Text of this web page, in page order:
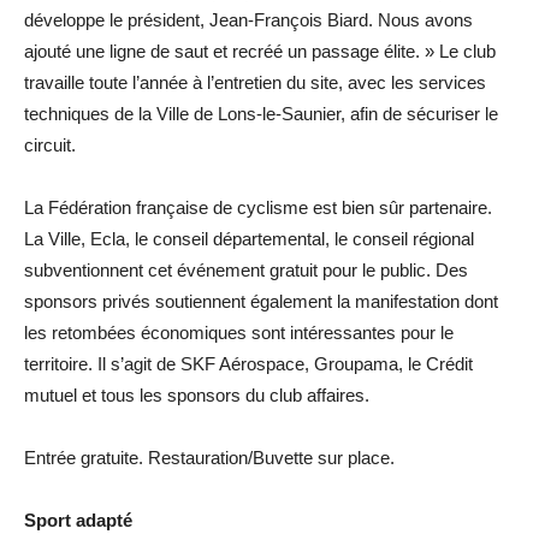
développe le président, Jean-François Biard. Nous avons
ajouté une ligne de saut et recréé un passage élite. » Le club
travaille toute l’année à l’entretien du site, avec les services
techniques de la Ville de Lons-le-Saunier, afin de sécuriser le
circuit.
La Fédération française de cyclisme est bien sûr partenaire.
La Ville, Ecla, le conseil départemental, le conseil régional
subventionnent cet événement gratuit pour le public. Des
sponsors privés soutiennent également la manifestation dont
les retombées économiques sont intéressantes pour le
territoire. Il s’agit de SKF Aérospace, Groupama, le Crédit
mutuel et tous les sponsors du club affaires.
Entrée gratuite. Restauration/Buvette sur place.
Sport adapté